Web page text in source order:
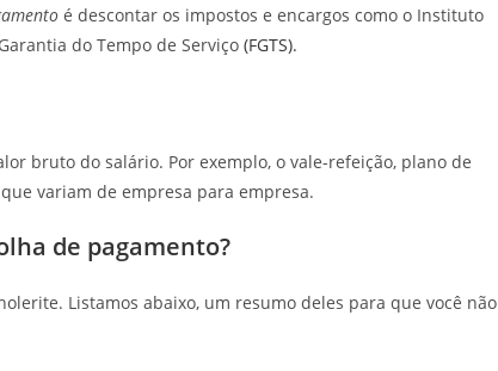
é descontar os impostos e encargos como o Instituto
do Tempo de Serviço (FGTS).
bruto do salário. Por exemplo, o vale-refeição, plano de
variam de empresa para empresa.
de pagamento?
Listamos abaixo, um resumo deles para que você não